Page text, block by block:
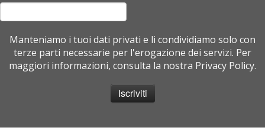
Manteniamo i tuoi dati privati e li condividiamo solo con
terze parti necessarie per l'erogazione dei servizi. Per
maggiori informazioni, consulta la nostra Privacy Policy.